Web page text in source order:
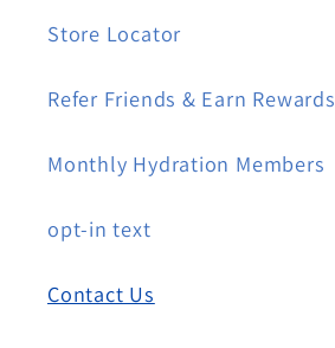
Store Locator
Refer Friends & Earn Rewards
Monthly Hydration Members
opt-in text
Contact Us